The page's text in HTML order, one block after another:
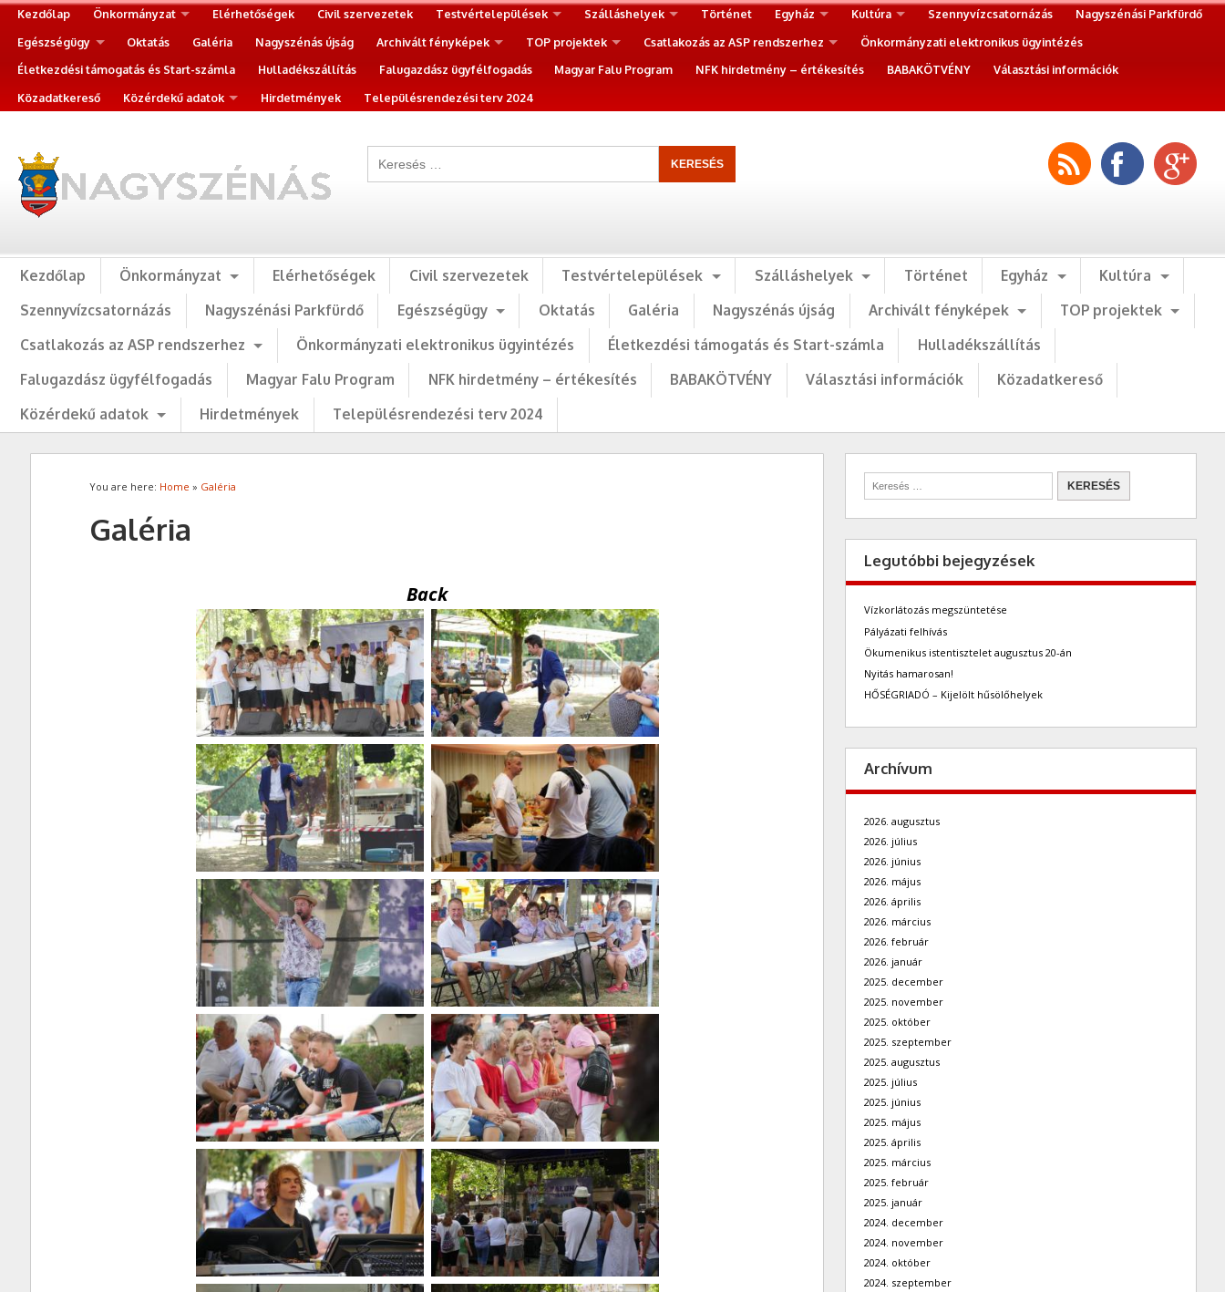
Kezdőlap Önkormányzat Elérhetőségek Civil szervezetek Testvértelepülések Szálláshelyek Történet Egyház Kultúra Szennyvízcsatornázás
Nagyszénási Parkfürdő
Egészségügy
Oktatás Galéria Nagyszénás újság Archivált fényképek TOP projektek Csatlakozás az ASP rendszerhez
Önkormányzati elektronikus ügyintézés
Életkezdési támogatás és Start-számla
Hulladékszállítás Falugazdász ügyfélfogadás Magyar Falu Program NFK hirdetmény – értékesítés BABAKÖTVÉNY
Választási információk
Közadatkereső
Közérdekű adatok Hirdetmények Településrendezési terv 2024
Kezdőlap Önkormányzat Elérhetőségek Civil szervezetek Testvértelepülések Szálláshelyek Történet Egyház
Kultúra
Szennyvízcsatornázás
Nagyszénási Parkfürdő Egészségügy Oktatás Galéria Nagyszénás újság Archivált fényképek
TOP projektek
Csatlakozás az ASP rendszerhez
Önkormányzati elektronikus ügyintézés Életkezdési támogatás és Start-számla
Hulladékszállítás
Falugazdász ügyfélfogadás
Magyar Falu Program NFK hirdetmény – értékesítés BABAKÖTVÉNY Választási információk
Közadatkereső
Közérdekű adatok
Hirdetmények Településrendezési terv 2024
You are here: Home » Galéria
Galéria
Back
Legutóbbi bejegyzések
Vízkorlátozás megszüntetése
Pályázati felhívás
Ökumenikus istentisztelet augusztus 20-án
Nyitás hamarosan!
HŐSÉGRIADÓ – Kijelölt hűsölőhelyek
Archívum
2026. augusztus
2026. július
2026. június
2026. május
2026. április
2026. március
2026. február
2026. január
2025. december
2025. november
2025. október
2025. szeptember
2025. augusztus
2025. július
2025. június
2025. május
2025. április
2025. március
2025. február
2025. január
2024. december
2024. november
2024. október
2024. szeptember